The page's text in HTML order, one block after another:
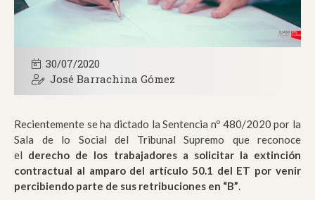
30/07/2020
José Barrachina Gómez
Recientemente se ha dictado la Sentencia nº 480/2020 por la
Sala de lo Social del Tribunal Supremo que reconoce
el derecho de los trabajadores a solicitar la extinción
contractual al amparo del artículo 50.1 del ET por venir
percibiendo parte de sus retribuciones en “B”.